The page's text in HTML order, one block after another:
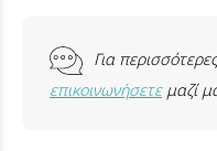
Για
επικοινωνήσετεμαζί